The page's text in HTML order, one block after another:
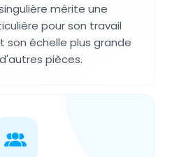
mérite une
pour son travail
son échelle plus grande
pièces.